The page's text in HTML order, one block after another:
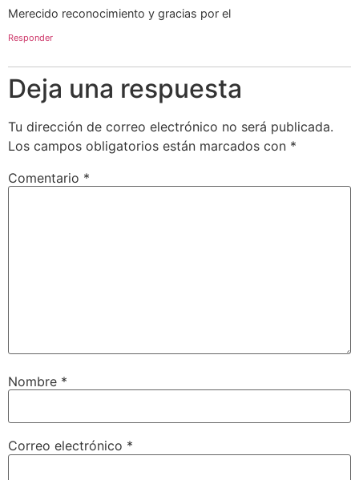
Merecido reconocimiento y gracias por el
Responder
Deja una respuesta
Tu dirección de correo electrónico no será publicada.
Los campos obligatorios están marcados con *
Comentario *
Nombre *
Correo electrónico *